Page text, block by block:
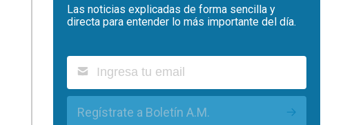
Las noticias explicadas de forma sencilla y
directa para entender lo más importante del día.
Regístrate a Boletín A.M.